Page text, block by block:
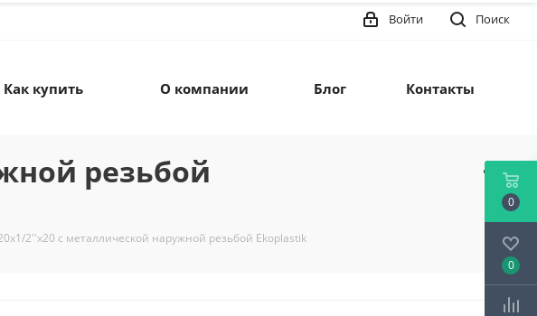
Поиск
Войти
Как купить О компании Блог Контакты
резьбой
2''x20 с металлической наружной резьбой Ekoplastik
0
0